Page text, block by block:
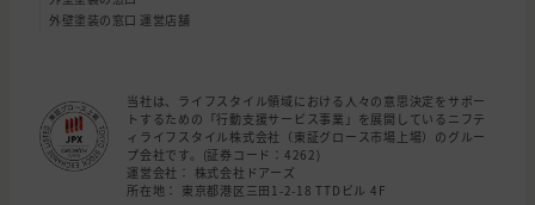
外壁塗装の窓口 運営店舗
当社は、ライフスタイル領域における人々の意思決定をサポー
トするための「行動支援サービス事業」を展開しているニフテ
ィライフスタイル株式会社（東証グロース市場上場）のグルー
プ会社です。(証券コード：4262)
運営会社： 株式会社ドアーズ
所在地： 東京都港区三田1-2-18 TTDビル 4F